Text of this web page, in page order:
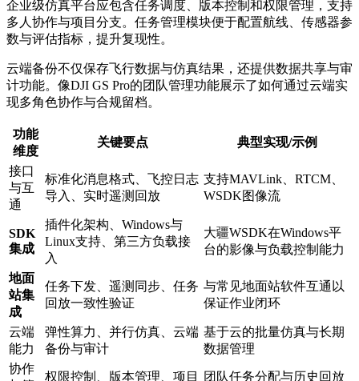
企业级仿真平台应包含任务调度、版本控制和权限管理，支持
多人协作与项目分支。任务管理模块便于配置航线、传感器参
数与评估指标，提升复现性。
云端备份不仅保存飞行数据与仿真结果，还提供数据共享与审
计功能。像DJI GS Pro的团队管理功能展示了如何通过云端实
现多角色协作与合规留档。
功能
维度
关键要点 典型实现/示例
接口
与互
通
标准化消息格式、飞控日志
导入、实时遥测回放
支持MAVLink、RTCM、
WSDK图像流
SDK
集成
插件化架构、Windows与
Linux支持、第三方负载接
入
大疆WSDK在Windows平
台的影像与负载控制能力
地面
站集
成
任务下发、遥测同步、任务
回放一致性验证
与常见地面站软件互通以
保证作业闭环
云端
能力
弹性算力、并行仿真、云端
备份与审计
基于云的批量仿真与长期
数据管理
协作
权限控制、版本管理、项目
团队任务分配与历史回放